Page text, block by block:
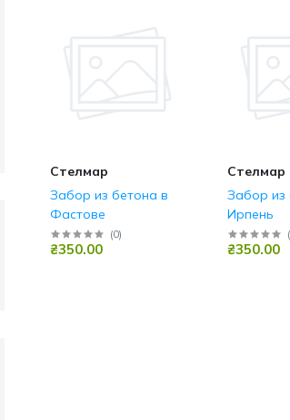
Стелмар
Забор из бетона в
Фастове
(0)
₴350.00
Стелмар
Забор из
Ирпень
(
₴350.00